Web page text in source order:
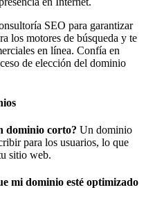
SEO para garantizar
los motores de búsqueda y te
en línea. Confía en
de elección del dominio
dominio corto? Un dominio
para los usuarios, lo que
sitio web.
mi dominio esté optimizado